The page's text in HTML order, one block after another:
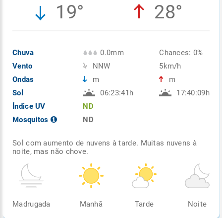
19° 28°
Chuva
Vento
Ondas
Sol
Índice UV
Mosquitos
0.0mm
NNW
m
06:23:41h
ND
ND
Chances: 0%
5km/h
m
17:40:09h
Sol com aumento de nuvens à tarde. Muitas nuvens à
noite, mas não chove.
Madrugada Manhã Tarde Noite